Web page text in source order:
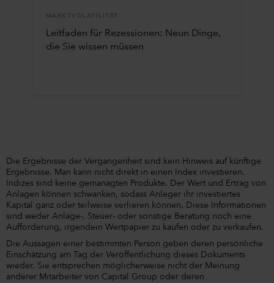
MARKTVOLATILITÄT
Leitfaden für Rezessionen: Neun Dinge,
die Sie wissen müssen
Die Ergebnisse der Vergangenheit sind kein Hinweis auf künftige
Ergebnisse. Man kann nicht direkt in einen Index investieren.
Indizes sind keine gemanagten Produkte. Der Wert und Ertrag von
Anlagen können schwanken, sodass Anleger ihr investiertes
Kapital ganz oder teilweise verlieren können. Diese Informationen
sind weder Anlage-, Steuer- oder sonstige Beratung noch eine
Aufforderung, irgendein Wertpapier zu kaufen oder zu verkaufen.
Die Aussagen einer bestimmten Person geben deren persönliche
Einschätzung am Tag der Veröffentlichung dieses Dokuments
wieder. Sie entsprechen möglicherweise nicht der Meinung
anderer Mitarbeiter von Capital Group oder deren